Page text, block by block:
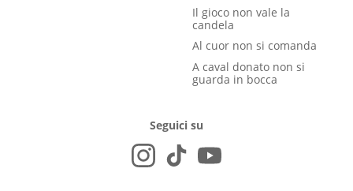
Il gioco non vale la
candela
Al cuor non si comanda
A caval donato non si
guarda in bocca
Seguici su